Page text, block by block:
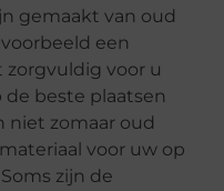
gemaakt van oud
een
voor u
beste plaatsen
niet zomaar oud
voor uw op
zijn de